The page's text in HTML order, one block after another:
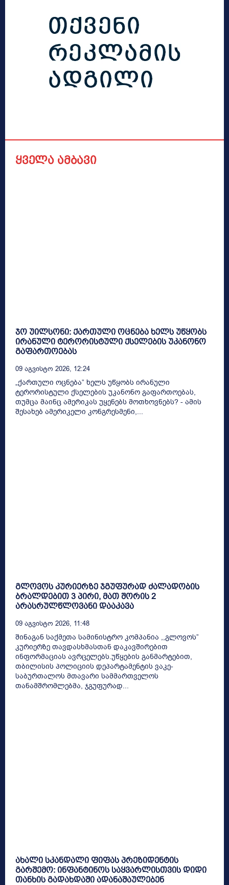
ყველა ამბავი
ჯო უილსონი: ქართული ოცნება ხელს უწყობს
ირანული ტერორისტული ქსელების უკანონო
გაფართოებას
09 Აგვისტო 2026, 12:24
„ქართული ოცნება” ხელს უწყობს ირანული
ტერორისტული ქსელების უკანონო გაფართოებას,
თუმცა მაინც ამერიკას უყენებს მოთხოვნებს? - ამის
შესახებ ამერიკელი კონგრესმენი,...
გლოვოს კურიერზე ჯგუფურად ძალადობის
ბრალდებით 3 პირი, მათ შორის 2
არასრულწლოვანი დააკავა
09 Აგვისტო 2026, 11:48
შინაგან საქმეთა სამინისტრო კომპანია ,,გლოვოს”
კურიერზე თავდასხმასთან დაკავშირებით
ინფორმაციას ავრცელებს.უწყების განმარტებით,
თბილისის პოლიციის დეპარტამენტის ვაკე-
საბურთალოს მთავარი სამმართველოს
თანამშრომლებმა, ჯგუფურად...
ახალი სკანდალი ფიფას პრეზიდენტის
გარშემო: ინფანტინოს საყვარლისთვის დიდი
თანხის გადახდაში ადანაშაულებენ